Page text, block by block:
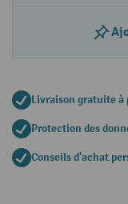
Livraison gratuite à
Protection des
Conseils d'achat